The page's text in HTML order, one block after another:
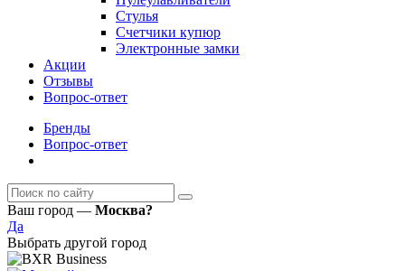
Стулья
Счетчики купюр
Электронные замки
Акции
Отзывы
Вопрос-ответ
Бренды
Вопрос-ответ
Ваш город — Москва?
Да
Выбрать другой город